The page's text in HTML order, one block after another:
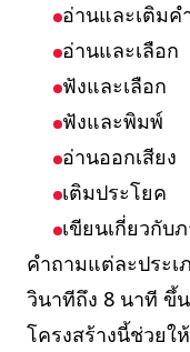
อ่านและเติมค
อ่านและเลือก
ฟังและเลือก
ฟังและพิมพ์
อ่านออกเสียง
เติมประโยค
เขียนเกี่ยวกับ
คำถามแต่ละประเ
วินาทีถึง 8 นาที ขึ้
โครงสร้างนี้ช่วยใ